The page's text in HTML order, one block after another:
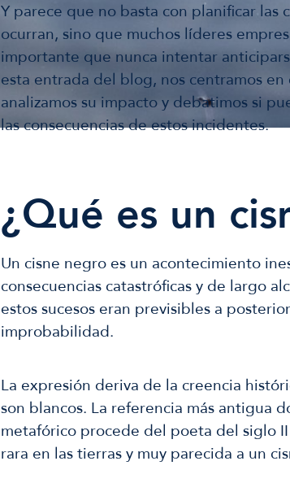
Y parece que no basta con planificar las
ocurran, sino que muchos líderes
importante que nunca intentar
esta entrada del blog, nos centramos
analizamos su impacto y debatimos si
las consecuencias de estos incidentes.
¿Qué es un
Un cisne negro es un acontecimiento
consecuencias catastróficas y de largo
estos sucesos eran previsibles a
improbabilidad.
La expresión deriva de la creencia
son blancos. La referencia más antigua
metafórico procede del poeta del siglo
rara en las tierras y muy parecida a un